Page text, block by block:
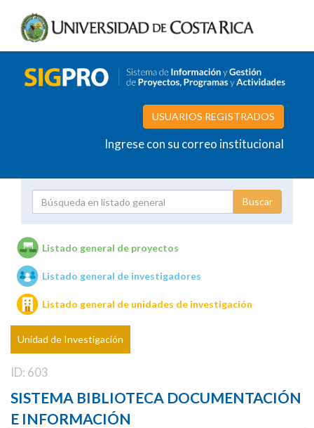
USUARIOS REGISTRADOS
Ingrese con su correo institucional
Unidades de investigación
Listado general de proyectos
Listado general de investigadores
Listado general de unidades de investigación
Unidad de Investigación
ID: 603
SISTEMA BIBLIOTECA DOCUMENTACIÓN
E INFORMACIÓN